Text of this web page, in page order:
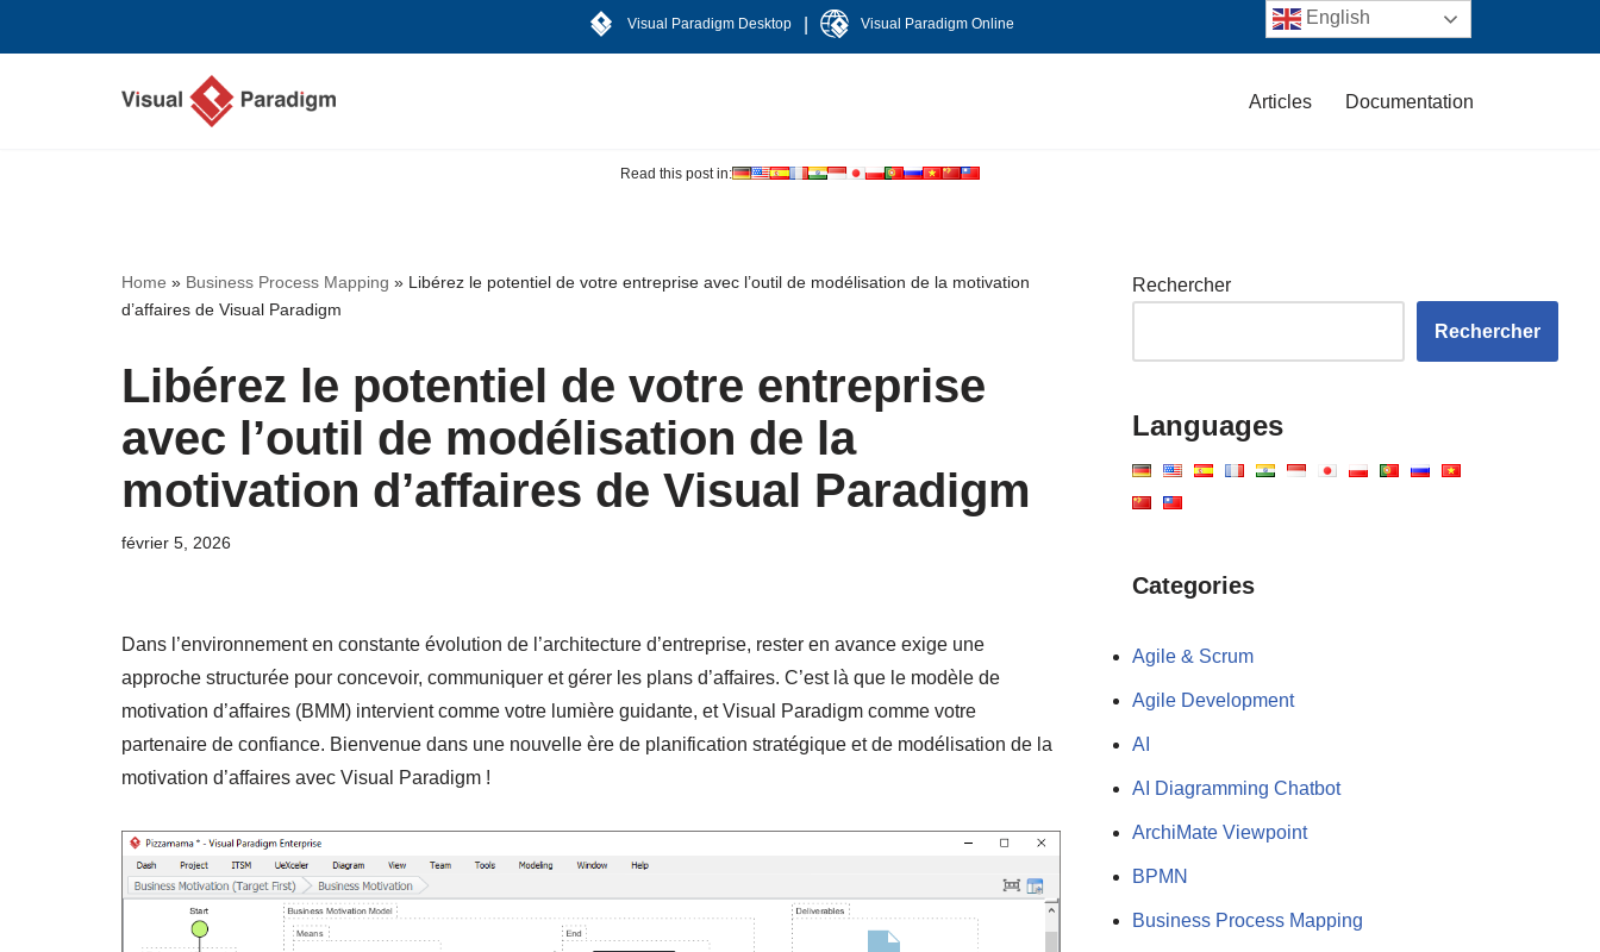
Visual Paradigm Desktop Visual Paradigm Online
Articles Documentation
Read this post in:
Home » Business Process Mapping » Libérez le potentiel de votre entreprise avec l’outil de modélisation de la motivation
d’affaires de Visual Paradigm
Libérez le potentiel de votre entreprise
avec l’outil de modélisation de la
motivation d’affaires de Visual Paradigm
février 5, 2026
Dans l’environnement en constante évolution de l’architecture d’entreprise, rester en avance exige une
approche structurée pour concevoir, communiquer et gérer les plans d’affaires. C’est là que le modèle de
motivation d’affaires (BMM) intervient comme votre lumière guidante, et Visual Paradigm comme votre
partenaire de confiance. Bienvenue dans une nouvelle ère de planification stratégique et de modélisation de la
motivation d’affaires avec Visual Paradigm !
Rechercher
Rechercher
Languages
Categories
Agile & Scrum
Agile Development
AI
AI Diagramming Chatbot
ArchiMate Viewpoint
BPMN
Business Process Mapping
English